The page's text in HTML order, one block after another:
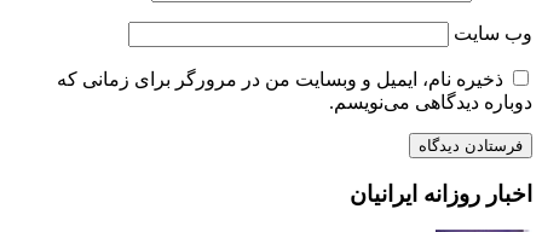
وب‌ سایت
ذخیره نام، ایمیل و وبسایت من در مرورگر برای زمانی که
دوباره دیدگاهی می‌نویسم.
اخبار روزانه ایرانیان